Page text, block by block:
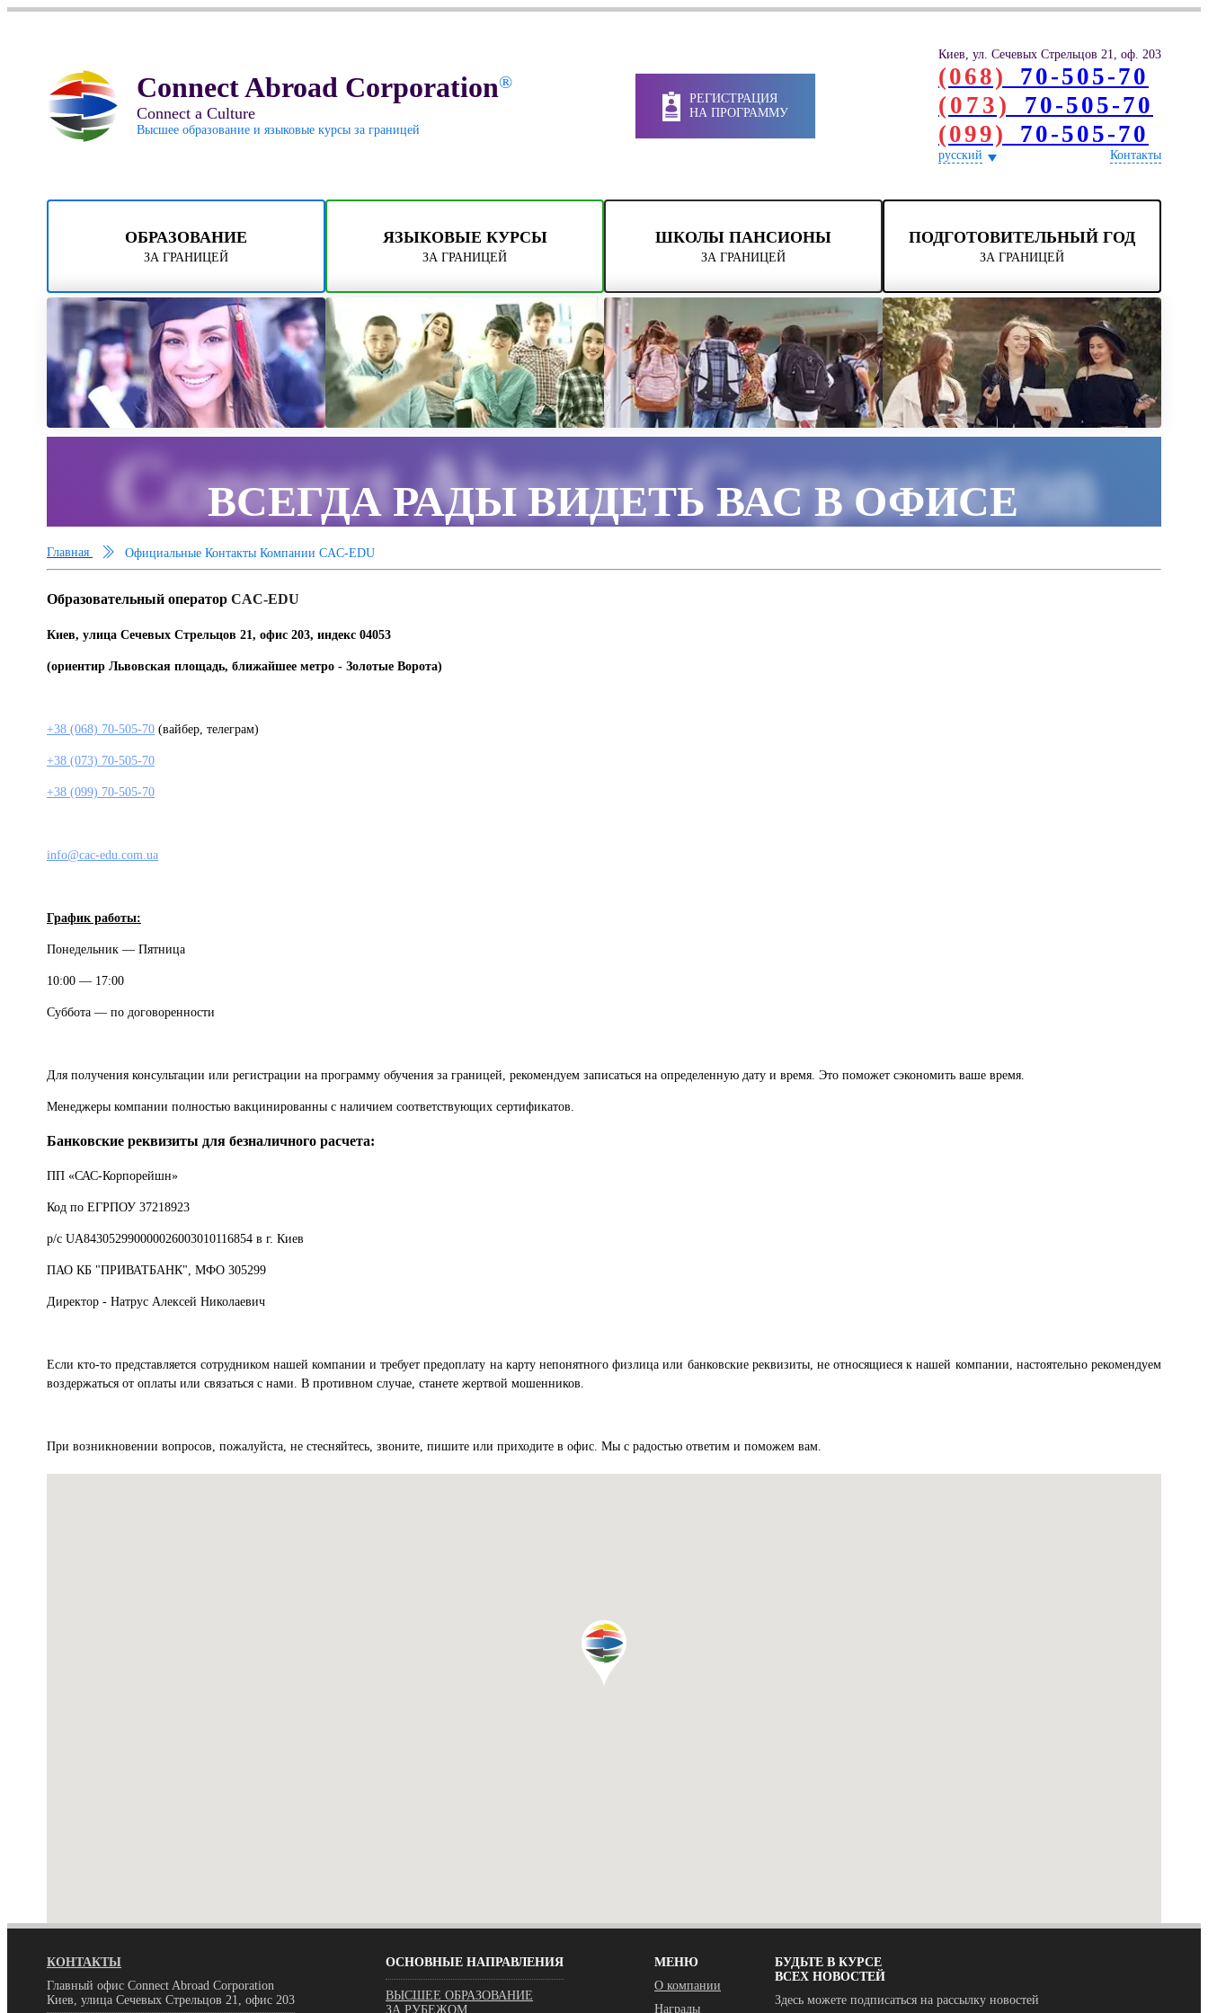
Connect Abroad Corporation®
Connect a Culture
Высшее образование и языковые курсы за границей
РЕГИСТРАЦИЯ
НА ПРОГРАММУ
Киев, ул. Сечевых Стрельцов 21, оф. 203
(068)
70-505-70
(073)
70-505-70
(099)
70-505-70
русский Контакты
ОБРАЗОВАНИЕ
ЗА ГРАНИЦЕЙ
ЯЗЫКОВЫЕ КУРСЫ
ЗА ГРАНИЦЕЙ
ШКОЛЫ ПАНСИОНЫ
ЗА ГРАНИЦЕЙ
ПОДГОТОВИТЕЛЬНЫЙ ГОД
ЗА ГРАНИЦЕЙ
Connect Abroad Corporation
ВСЕГДА РАДЫ ВИДЕТЬ ВАС В ОФИСЕ
Главная Официальные Контакты Компании CAC-EDU
Образовательный оператор CAC-EDU
Киев, улица Сечевых Стрельцов 21, офис 203, индекс 04053
(ориентир Львовская площадь, ближайшее метро - Золотые Ворота)
+38 (068) 70-505-70 (вайбер, телеграм)
+38 (073) 70-505-70
+38 (099) 70-505-70
info@cac-edu.com.ua
График работы:
Понедельник — Пятница
10:00 — 17:00
Суббота — по договоренности
Для получения консультации или регистрации на программу обучения за границей, рекомендуем записаться на определенную дату и время. Это поможет сэкономить ваше время.
Менеджеры компании полностью вакцинированны с наличием соответствующих сертификатов.
Банковские реквизиты для безналичного расчета:
ПП «САС-Корпорейшн»
Код по ЕГРПОУ 37218923
р/с UA843052990000026003010116854 в г. Киев
ПАО КБ "ПРИВАТБАНК", МФО 305299
Директор - Натрус Алексей Николаевич
Если кто-то представляется сотрудником нашей компании и требует предоплату на карту непонятного физлица или банковские реквизиты, не относящиеся к нашей компании, настоятельно рекомендуем
воздержаться от оплаты или связаться с нами. В противном случае, станете жертвой мошенников.
При возникновении вопросов, пожалуйста, не стесняйтесь, звоните, пишите или приходите в офис. Мы с радостью ответим и поможем вам.
КОНТАКТЫ
Главный офис Connect Abroad Corporation
Киев, улица Сечевых Стрельцов 21, офис 203
ОСНОВНЫЕ НАПРАВЛЕНИЯ
ВЫСШЕЕ ОБРАЗОВАНИЕ
ЗА РУБЕЖОМ
МЕНЮ
О компании
Награды
БУДЬТЕ В КУРСЕ
ВСЕХ НОВОСТЕЙ
Здесь можете подписаться на рассылку новостей